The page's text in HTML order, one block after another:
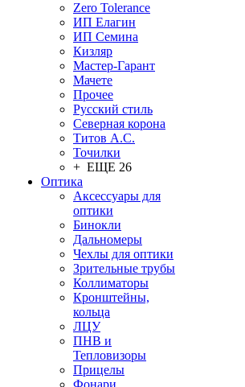
Zero Tolerance
ИП Елагин
ИП Семина
Кизляр
Мастер-Гарант
Мачете
Прочее
Русский стиль
Северная корона
Титов А.С.
Точилки
+ ЕЩЕ 26
Оптика
Аксессуары для
оптики
Бинокли
Дальномеры
Чехлы для оптики
Зрительные трубы
Коллиматоры
Кронштейны,
кольца
ЛЦУ
ПНВ и
Тепловизоры
Прицелы
Фонари